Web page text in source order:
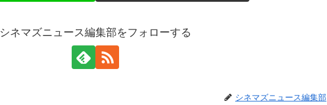
シネマズニュース編集部をフォローする
シネマズニュース編集部